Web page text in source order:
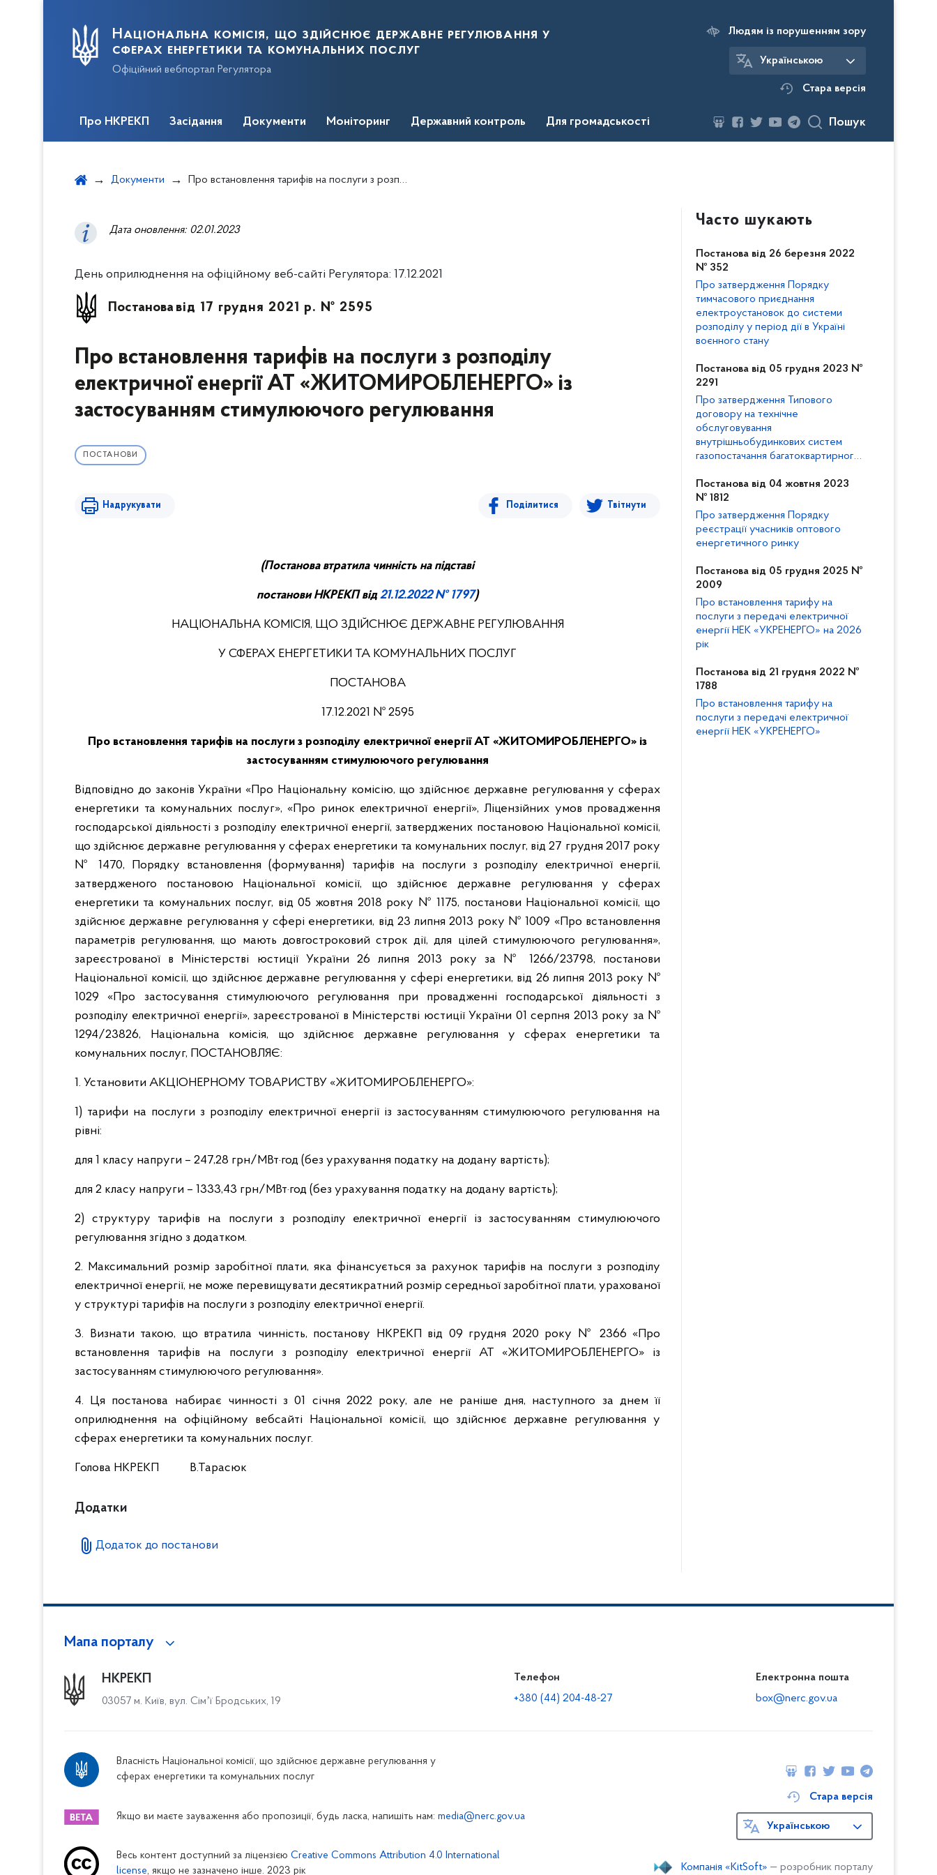
Національна комісія, що здійснює державне регулювання у
сферах енергетики та комунальних послуг
Офіційний вебпортал Регулятора
Людям із порушенням зору
Українською
Стара версія
Про НКРЕКП Засідання Документи Моніторинг Державний контроль Для громадськості Пошук
Документи Про встановлення тарифів на послуги з розподілу електричної енергії АТ «ЖИТОМИРОБЛЕНЕРГО» із застосуванням стимулюючого регулювання
Дата оновлення: 02.01.2023
День оприлюднення на офіційному веб-сайті Регулятора: 17.12.2021
Постанова від 17 грудня 2021 р. № 2595
Про встановлення тарифів на послуги з розподілу
електричної енергії АТ «ЖИТОМИРОБЛЕНЕРГО» із
застосуванням стимулюючого регулювання
ПОСТАНОВИ
Надрукувати Поділитися Твітнути
(Постанова втратила чинність на підставі
постанови НКРЕКПвід21.12.2022№ 1797)
НАЦІОНАЛЬНА КОМІСІЯ, ЩО ЗДІЙСНЮЄ ДЕРЖАВНЕ РЕГУЛЮВАННЯ
У СФЕРАХ ЕНЕРГЕТИКИ ТА КОМУНАЛЬНИХ ПОСЛУГ
ПОСТАНОВА
17.12.2021 № 2595
Про встановлення тарифів на послуги з розподілу електричної енергії АТ «ЖИТОМИРОБЛЕНЕРГО» із
застосуванням стимулюючого регулювання
Відповідно до законів України «Про Національну комісію, що здійснює державне регулювання у сферах
енергетики та комунальних послуг», «Про ринок електричної енергії», Ліцензійних умов провадження
господарської діяльності з розподілу електричної енергії, затверджених постановою Національної комісії,
що здійснює державне регулювання у сферах енергетики та комунальних послуг, від 27 грудня 2017 року
№ 1470, Порядку встановлення (формування) тарифів на послуги з розподілу електричної енергії,
затвердженого постановою Національної комісії, що здійснює державне регулювання у сферах
енергетики та комунальних послуг, від 05 жовтня 2018 року № 1175, постанови Національної комісії, що
здійснює державне регулювання у сфері енергетики, від 23 липня 2013 року № 1009 «Про встановлення
параметрів регулювання, що мають довгостроковий строк дії, для цілей стимулюючого регулювання»,
зареєстрованої в Міністерстві юстиції України 26 липня 2013 року за № 1266/23798, постанови
Національної комісії, що здійснює державне регулювання у сфері енергетики, від 26 липня 2013 року №
1029 «Про застосування стимулюючого регулювання при провадженні господарської діяльності з
розподілу електричної енергії», зареєстрованої в Міністерстві юстиції України 01 серпня 2013 року за №
1294/23826, Національна комісія, що здійснює державне регулювання у сферах енергетики та
комунальних послуг, ПОСТАНОВЛЯЄ:
1. Установити АКЦІОНЕРНОМУ ТОВАРИСТВУ «ЖИТОМИРОБЛЕНЕРГО»:
1) тарифи на послуги з розподілу електричної енергії із застосуванням стимулюючого регулювання на
рівні:
для 1 класу напруги – 247,28 грн/МВт·год (без урахування податку на додану вартість);
для 2 класу напруги – 1333,43 грн/МВт·год (без урахування податку на додану вартість);
2) структуру тарифів на послуги з розподілу електричної енергії із застосуванням стимулюючого
регулювання згідно з додатком.
2. Максимальний розмір заробітної плати, яка фінансується за рахунок тарифів на послуги з розподілу
електричної енергії, не може перевищувати десятикратний розмір середньої заробітної плати, урахованої
у структурі тарифів на послуги з розподілу електричної енергії.
3. Визнати такою, що втратила чинність, постанову НКРЕКП від 09 грудня 2020 року № 2366 «Про
встановлення тарифів на послуги з розподілу електричної енергії АТ «ЖИТОМИРОБЛЕНЕРГО» із
застосуванням стимулюючого регулювання».
4. Ця постанова набирає чинності з 01 січня 2022 року, але не раніше дня, наступного за днем її
оприлюднення на офіційному вебсайті Національної комісії, що здійснює державне регулювання у
сферах енергетики та комунальних послуг.
Голова НКРЕКП В.Тарасюк
Додатки
Додаток до постанови
Часто шукають
Постанова від 26 березня 2022
№ 352
Про затвердження Порядку
тимчасового приєднання
електроустановок до системи
розподілу у період дії в Україні
воєнного стану
Постанова від 05 грудня 2023 №
2291
Про затвердження Типового
договору на технічне
обслуговування
внутрішньобудинкових систем
газопостачання багатоквартирного
Кодексу газорозподільних систем
Постанова від 04 жовтня 2023
№ 1812
Про затвердження Порядку
реєстрації учасників оптового
енергетичного ринку
Постанова від 05 грудня 2025 №
2009
Про встановлення тарифу на
послуги з передачі електричної
енергії НЕК «УКРЕНЕРГО» на 2026
рік
Постанова від 21 грудня 2022 №
1788
Про встановлення тарифу на
послуги з передачі електричної
енергії НЕК «УКРЕНЕРГО»
Мапа порталу
НКРЕКП
03057 м. Київ, вул. Сімʼї Бродських, 19
Телефон
+380 (44) 204-48-27
Електронна пошта
box@nerc.gov.ua
Власність Національної комісії, що здійснює державне регулювання у
сферах енергетики та комунальних послуг
Стара версія
Українською
Якщо ви маєте зауваження або пропозиції, будь ласка, напишіть нам: media@nerc.gov.ua
Весь контент доступний за ліцензією Creative Commons Attribution 4.0 International
license, якщо не зазначено інше. 2023 рік Компанія «KitSoft» — розробник порталу